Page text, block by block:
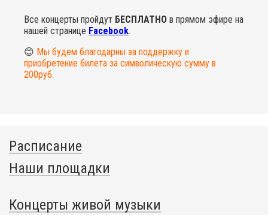
Все концерты пройдут БЕСПЛАТНО в прямом эфире на
нашей странице Facebook.
😊 Мы будем благодарны за поддержку и
приобретение билета за символическую сумму в
200руб.
Расписание
Наши площадки
Концерты живой музыки